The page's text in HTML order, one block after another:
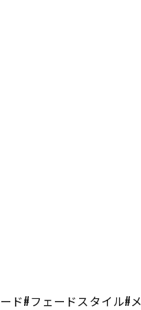
ド#フェードスタイル#